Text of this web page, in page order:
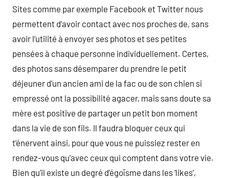
Sites comme par exemple Facebook et Twitter nous
permettent d’avoir contact avec nos proches de, sans
avoir l’utilité à envoyer ses photos et ses petites
pensées à chaque personne individuellement. Certes,
des photos sans désemparer du prendre le petit
déjeuner d’un ancien ami de la fac ou de son chien si
empressé ont la possibilité agacer, mais sans doute sa
mère est positive de partager un petit bon moment
dans la vie de son fils. Il faudra bloquer ceux qui
t’énervent ainsi, pour que vous ne puissiez rester en
rendez-vous qu’avec ceux qui comptent dans votre vie.
Bien qu’il existe un degré d’égoïsme dans les ‘likes’,